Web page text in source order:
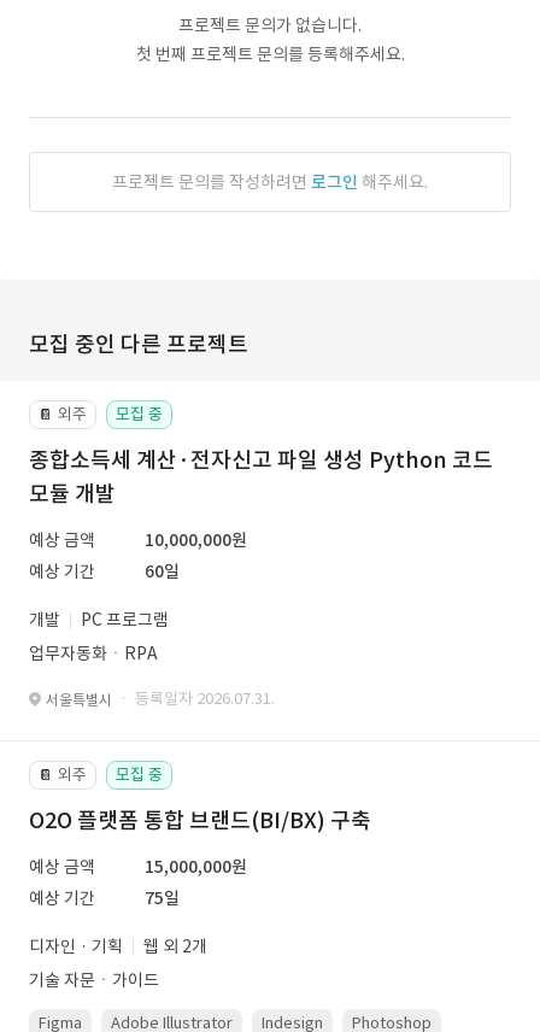
프로젝트 문의가 없습니다.
첫 번째 프로젝트 문의를 등록해주세요.
프로젝트 문의를 작성하려면 로그인 해주세요.
모집 중인 다른 프로젝트
📔 외주 모집 중
종합소득세 계산·전자신고 파일 생성 Python 코드
모듈 개발
예상 금액
10,000,000원
예상 기간
60일
개발
PC 프로그램
업무자동화ㆍRPA
서울특별시 · 등록일자 2026.07.31.
📔 외주 모집 중
O2O 플랫폼 통합 브랜드(BI/BX) 구축
예상 금액
15,000,000원
예상 기간
75일
디자인 · 기획
웹 외 2개
기술 자문ㆍ가이드
Figma Adobe Illustrator Indesign Photoshop